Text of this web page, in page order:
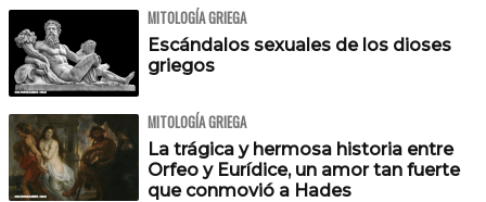
MITOLOGÍA GRIEGA
Escándalos sexuales de los dioses
griegos
MITOLOGÍA GRIEGA
La trágica y hermosa historia entre
Orfeo y Eurídice, un amor tan fuerte
que conmovió a Hades